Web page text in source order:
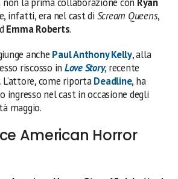
infatti, era nel cast di Scream Queens,
Emma Roberts.
anche Paul Anthony Kelly, alla
riscosso in Love Story, recente
. L’attore, come riportaDeadline, ha
ingresso nel cast in occasione degli
maggio.
American Horror